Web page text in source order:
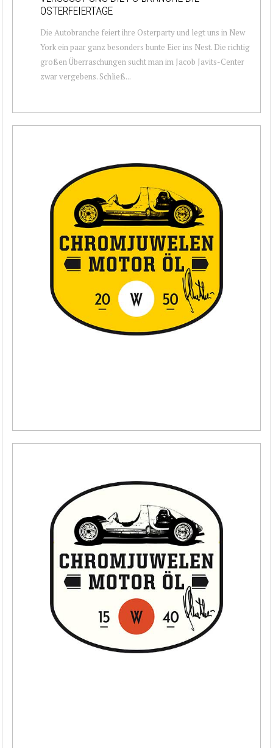
STERFEIERTAGE
Die Autobranche feiert ihre Osterparty und legt uns in New
York ein paar ganz besonders bunte Eier ins Nest. Die richtig
großen Überraschungen sucht man im Jacob Javits-Center
zwar vergebens. Schließ...